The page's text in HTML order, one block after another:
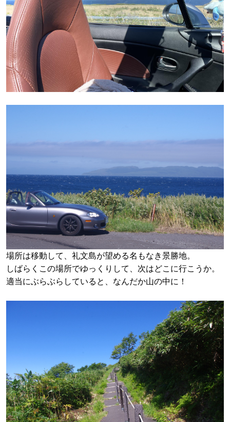
場所は移動して、礼文島が望める名もなき景勝地。
しばらくこの場所でゆっくりして、次はどこに行こうか。
適当にぶらぶらしていると、なんだか山の中に！